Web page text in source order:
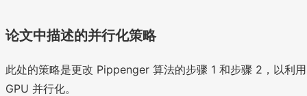
u
_
{i
2
a
\l
论文中描述的并行化策略
此处的策略是更改 Pippenger 算法的步骤 1 和步骤 2，以利用
GPU 并行化。